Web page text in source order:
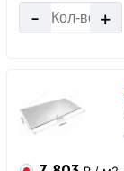
- +